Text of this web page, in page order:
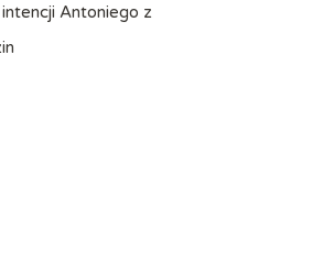
Antoniego z